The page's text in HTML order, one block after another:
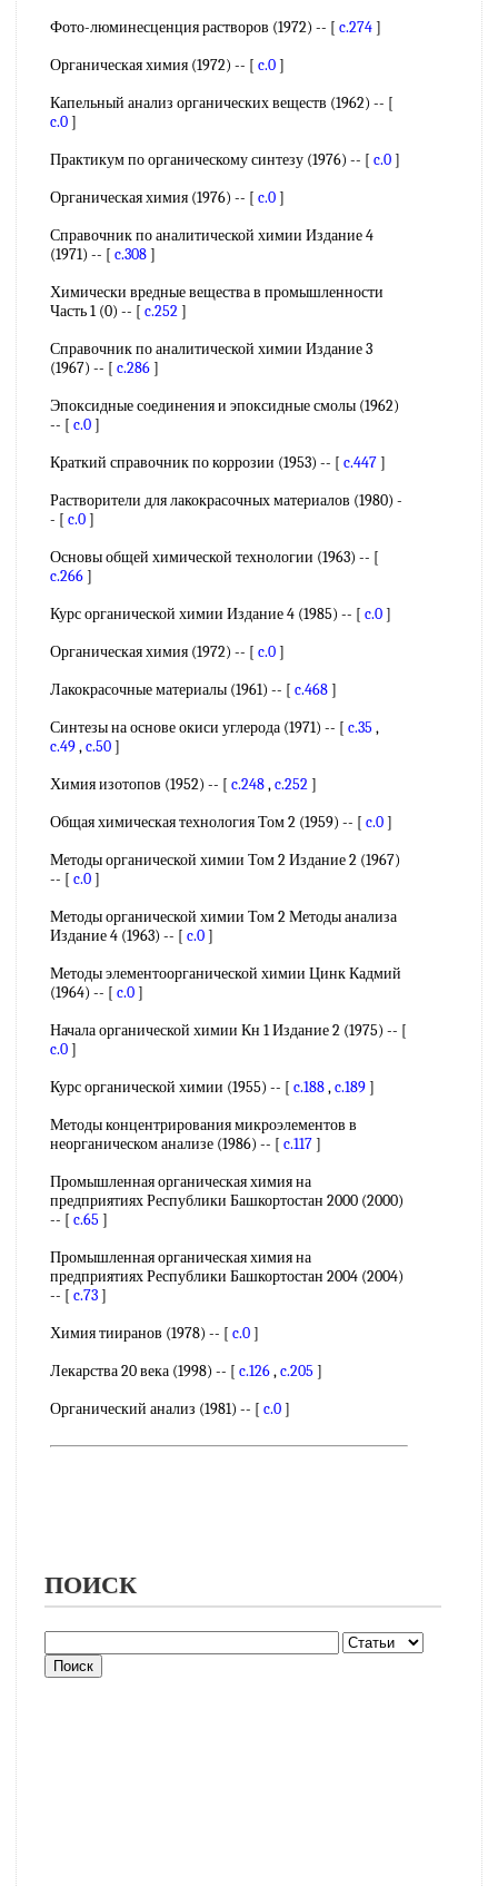
Фото-люминесценция растворов (1972) -- [ c.274]
Органическая химия (1972) -- [ c.0]
Капельный анализ органических веществ (1962) -- [
c.0]
Практикум по органическому синтезу (1976) -- [ c.0]
Органическая химия (1976) -- [ c.0]
Справочник по аналитической химии Издание 4
(1971) -- [ c.308]
Химически вредные вещества в промышленности
Часть 1 (0) -- [ c.252]
Справочник по аналитической химии Издание 3
(1967) -- [ c.286]
Эпоксидные соединения и эпоксидные смолы (1962)
-- [ c.0]
Краткий справочник по коррозии (1953) -- [ c.447]
Растворители для лакокрасочных материалов (1980) -
- [ c.0]
Основы общей химической технологии (1963) -- [
c.266]
Курс органической химии Издание 4 (1985) -- [ c.0]
Органическая химия (1972) -- [ c.0]
Лакокрасочные материалы (1961) -- [ c.468]
Синтезы на основе окиси углерода (1971) -- [ c.35 ,
c.49,c.50]
Химия изотопов (1952) -- [ c.248,c.252]
Общая химическая технология Том 2 (1959) -- [ c.0]
Методы органической химии Том 2 Издание 2 (1967)
-- [ c.0]
Методы органической химии Том 2 Методы анализа
Издание 4 (1963) -- [ c.0]
Методы элементоорганической химии Цинк Кадмий
(1964) -- [ c.0]
Начала органической химии Кн 1 Издание 2 (1975) -- [
c.0]
Курс органической химии (1955) -- [ c.188,c.189]
Методы концентрирования микроэлементов в
неорганическом анализе (1986) -- [ c.117]
Промышленная органическая химия на
предприятиях Республики Башкортостан 2000 (2000)
-- [ c.65 ]
Промышленная органическая химия на
предприятиях Республики Башкортостан 2004 (2004)
-- [ c.73]
Химия тииранов (1978) -- [ c.0]
Лекарства 20 века (1998) -- [ c.126,c.205 ]
Органический анализ (1981) -- [ c.0]
ПОИСК